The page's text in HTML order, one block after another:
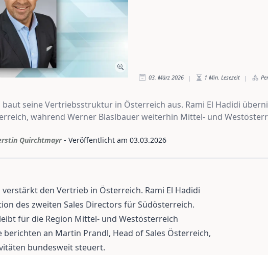
03. März 2026 | 1 Min. Lesezeit |
baut seine Vertriebsstruktur in Österreich aus. Rami El Hadidi
während Werner Blaslbauer weiterhin Mittel- und
Quirchtmayr - Veröffentlicht am 03.03.2026
verstärkt den Vertrieb in Österreich. Rami El Hadidi
des zweiten Sales Directors für Südösterreich.
für die Region Mittel- und Westösterreich
an Martin Prandl, Head of Sales Österreich,
bundesweit steuert.